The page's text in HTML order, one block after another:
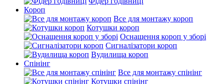
Короп
Все для монтажу короп
Котушки короп
Оснащення короп у зборі
Сигналізатори короп
Вудилища короп
Спінінг
Все для монтажу спінінг
Котушки спінінг